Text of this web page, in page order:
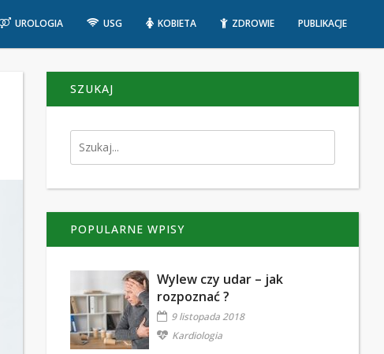
UROLOGIA USG KOBIETA ZDROWIE PUBLIKACJE
SZUKAJ
POPULARNE WPISY
Wylew czy udar – jak
rozpoznać ?
9 listopada 2018
Kardiologia